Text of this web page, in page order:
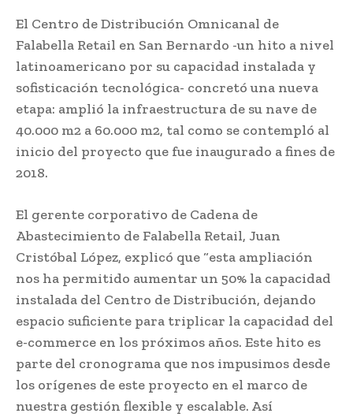
El Centro de Distribución Omnicanal de
Falabella Retail en San Bernardo -un hito a nivel
latinoamericano por su capacidad instalada y
sofisticación tecnológica- concretó una nueva
etapa: amplió la infraestructura de su nave de
40.000 m2 a 60.000 m2, tal como se contempló al
inicio del proyecto que fue inaugurado a fines de
2018.
El gerente corporativo de Cadena de
Abastecimiento de Falabella Retail, Juan
Cristóbal López, explicó que “esta ampliación
nos ha permitido aumentar un 50% la capacidad
instalada del Centro de Distribución, dejando
espacio suficiente para triplicar la capacidad del
e-commerce en los próximos años. Este hito es
parte del cronograma que nos impusimos desde
los orígenes de este proyecto en el marco de
nuestra gestión flexible y escalable. Así